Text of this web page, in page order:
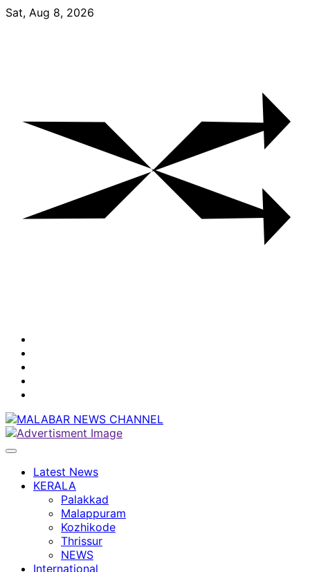
Skip
Sat, Aug 8, 2026
Latest News
KERALA
Palakkad
Malappuram
Kozhikode
Thrissur
NEWS
International